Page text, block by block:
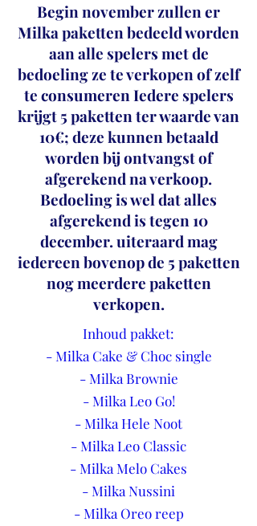
Begin november zullen er
Milka paketten bedeeld worden
aan alle spelers met de
bedoeling ze te verkopen of zelf
te consumeren Iedere spelers
krijgt 5 paketten ter waarde van
10€; deze kunnen betaald
worden bij ontvangst of
afgerekend na verkoop.
Bedoeling is wel dat alles
afgerekend is tegen 10
december. uiteraard mag
iedereen bovenop de 5 paketten
nog meerdere paketten
verkopen.
Inhoud pakket:
- Milka Cake & Choc single
- Milka Brownie
- Milka Leo Go!
- Milka Hele Noot
- Milka Leo Classic
- Milka Melo Cakes
- Milka Nussini
- Milka Oreo reep